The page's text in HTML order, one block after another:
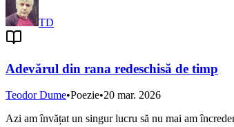
TD
Adevărul din rana redeschisă de timp
Teodor Dume•Poezie•20 mar. 2026
Azi am învățat un singur lucru să nu mai am